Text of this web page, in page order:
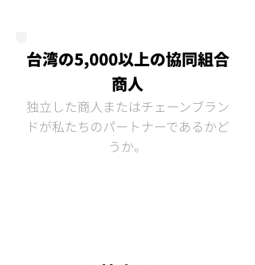
台湾の5,000以上の協同組合
商人
独立した商人またはチェーンブラン
ドが私たちのパートナーであるかど
うか。